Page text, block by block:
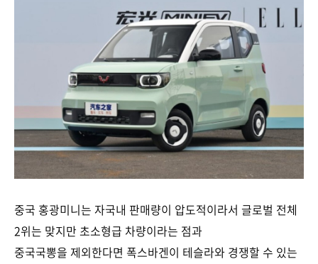
중국 홍광미니는 자국내 판매량이 압도적이라서 글로벌 전체
2위는 맞지만 초소형급 차량이라는 점과
중국국뽕을 제외한다면 폭스바겐이 테슬라와 경쟁할 수 있는